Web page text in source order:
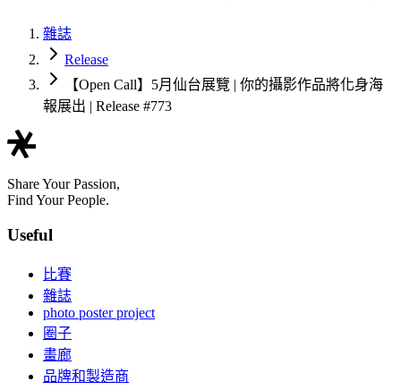
雜誌
Release
【Open Call】5月仙台展覽 | 你的攝影作品將化身海
報展出 | Release #773
Share Your Passion,
Find Your People.
Useful
比賽
雜誌
photo poster project
圈子
畫廊
品牌和製造商